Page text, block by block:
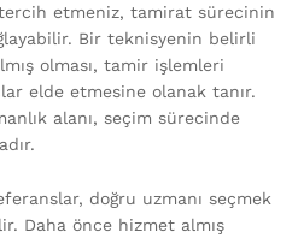
etmeniz, tamirat sürecinin
Bir teknisyenin belirli
olması, tamir işlemleri
elde etmesine olanak tanır.
alanı, seçim sürecinde
doğru uzmanı seçmek
Daha önce hizmet almış